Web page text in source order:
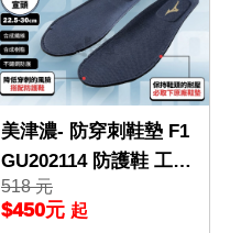
美津濃- 防穿刺鞋墊 F1
GU202114 防護鞋 工作
鞋 搭配防護鞋 防穿刺鋼
板 安全鞋墊 重量訓
518 元
$450元 起